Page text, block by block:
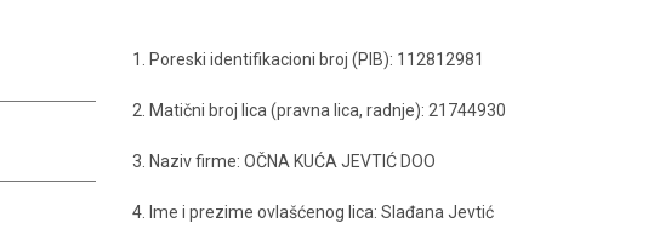
1. Poreski identifikacioni broj (PIB): 112812981
2. Matični broj lica (pravna lica, radnje): 21744930
3. Naziv firme: OČNA KUĆA JEVTIĆ DOO
4. Ime i prezime ovlašćenog lica: Slađana Jevtić